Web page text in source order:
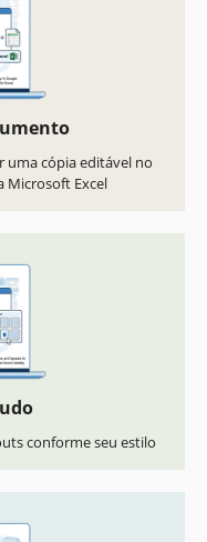
uma cópia editável no
Microsoft Excel
conforme seu estilo